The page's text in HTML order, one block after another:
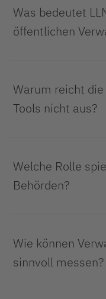
Was bedeutet
öffentlichen
nicht nur grundsätzlich
Aufgaben bewusst,
Warum reicht
Tools nicht aus?
ist. Ohne Nutzen,
punktuell.
Welche Rolle
Behörden?
bedeutet, dass
fachlich zu prüfen und
Wie können
sinnvoll messen?
Case-Tiefe,
Barrieren betrachtet